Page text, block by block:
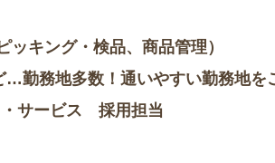
ッキング・検品、商品管理）
勤務地多数！通いやすい勤務地を
サービス 採用担当